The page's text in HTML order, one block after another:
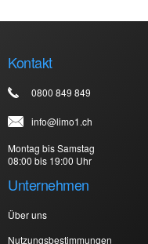
Kontakt
0800 849 849
info@limo1.ch
Montag bis Samstag
08:00 bis 19:00 Uhr
Unternehmen
Über uns
Nutzungsbestimmungen